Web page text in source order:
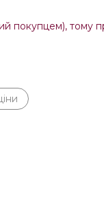
покупцем), тому